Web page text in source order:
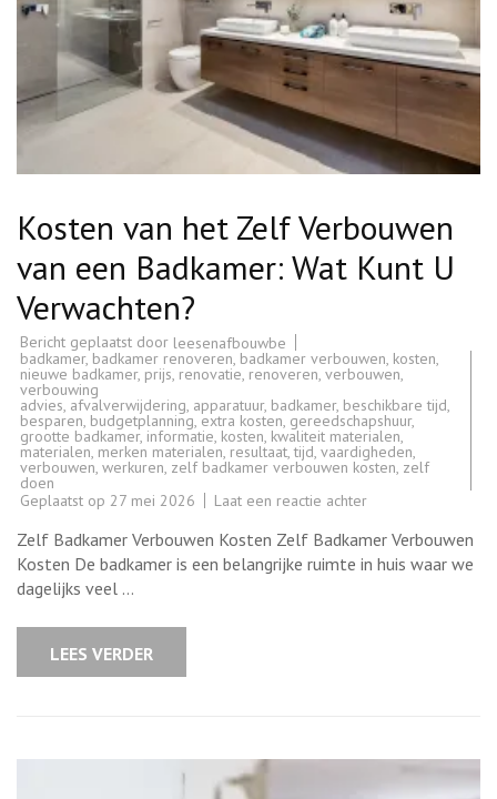
Kosten van het Zelf Verbouwen
van een Badkamer: Wat Kunt U
Verwachten?
Bericht geplaatst door leesenafbouwbe
badkamer, badkamer renoveren, badkamer verbouwen, kosten,
nieuwe badkamer, prijs, renovatie, renoveren, verbouwen,
verbouwing
advies, afvalverwijdering, apparatuur, badkamer, beschikbare tijd,
besparen, budgetplanning, extra kosten, gereedschapshuur,
grootte badkamer, informatie, kosten, kwaliteit materialen,
materialen, merken materialen, resultaat,tijd, vaardigheden,
verbouwen, werkuren, zelf badkamer verbouwen kosten, zelf
doen
Geplaatst op 27 mei 2026 Laat een reactie achterop
het
Zelf
Verbouwen
Zelf Badkamer Verbouwen Kosten Zelf Badkamer Verbouwen
Kosten De badkamer is een belangrijke ruimte in huis waar we
dagelijks veel …
LEES VERDER